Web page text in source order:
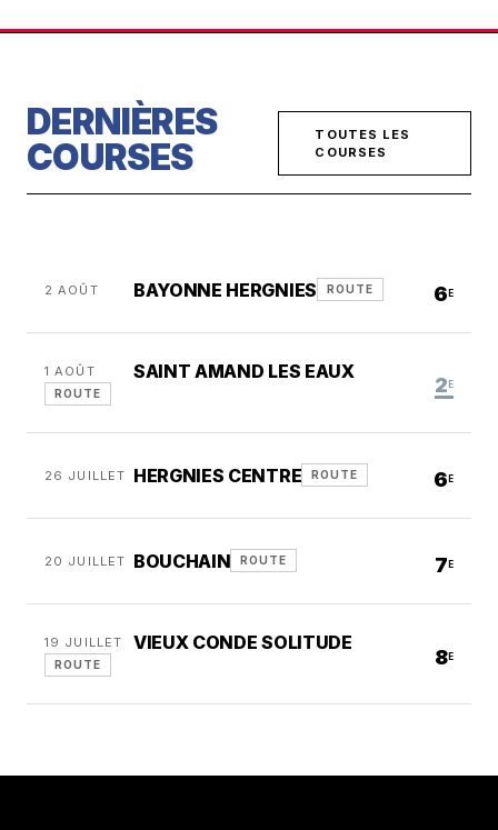
DERNIÈRES
COURSES
TOUTES LES
COURSES
2 AOÛT BAYONNE HERGNIES ROUTE 6 E
1 AOÛT SAINT AMAND LES EAUX
ROUTE 2 E
26 JUILLET HERGNIES CENTRE ROUTE 6 E
20 JUILLET BOUCHAIN ROUTE 7 E
19 JUILLET VIEUX CONDE SOLITUDE
ROUTE 8E